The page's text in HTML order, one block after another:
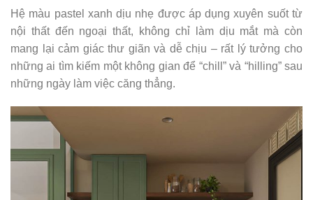
Hệ màu pastel xanh dịu nhẹ được áp dụng xuyên suốt từ
nội thất đến ngoại thất, không chỉ làm dịu mắt mà còn
mang lại cảm giác thư giãn và dễ chịu – rất lý tưởng cho
những ai tìm kiếm một không gian để “chill” và “hilling” sau
những ngày làm việc căng thẳng.